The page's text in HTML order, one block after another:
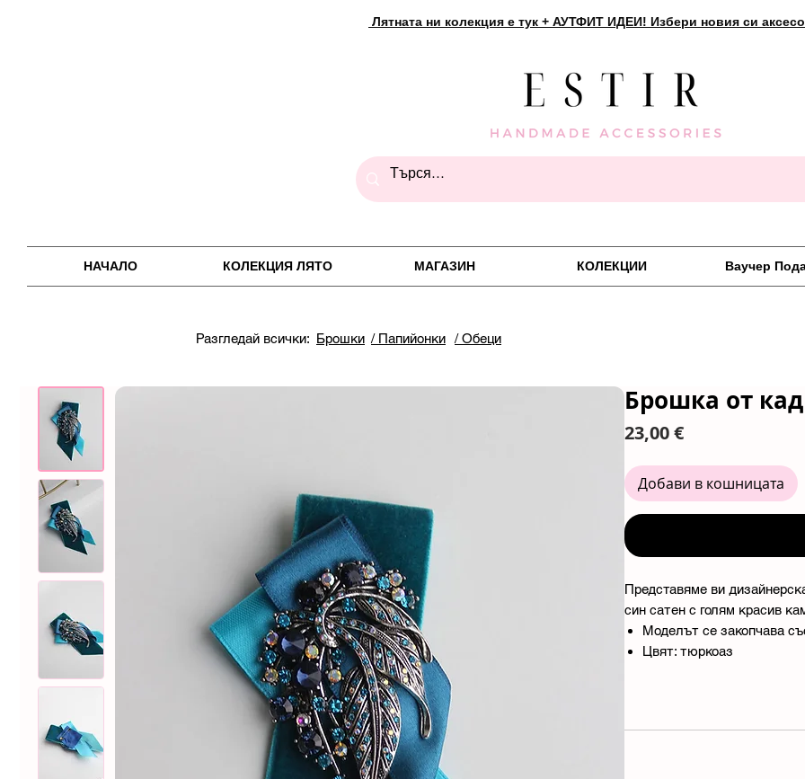
Лятната ни колекция е тук + АУТФИТ ИДЕИ! Избери новия си
НАЧАЛО КОЛЕКЦИЯ ЛЯТО МАГАЗИН КОЛЕКЦИИ Ваучер
Разгледай всички: Брошки / Папийонки / Обеци
Брошка от
23,00 €Цена
Добави в кошницата
Представяме ви
син сатен с голям красив
Моделът се закопчава
Цвят: тюркоаз